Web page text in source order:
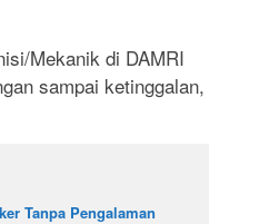
Mekanik di DAMRI
sampai ketinggalan,
Tanpa Pengalaman